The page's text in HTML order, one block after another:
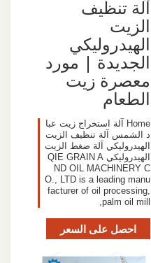
آلة تنظيف
الزيت
الهيدروليكي
الجديدة | مورد
معصرة زيت
الطعام
Home آلة استخراج زيت عبا
د الشمس آلة تنظيف الزيت
الهيدروليكي آلة ضغط الزيت
الهيدروليكي QIE GRAIN A
ND OIL MACHINERY C
O., LTD is a leading manu
facturer of oil processing,
palm oil mill,
احصل على السعر